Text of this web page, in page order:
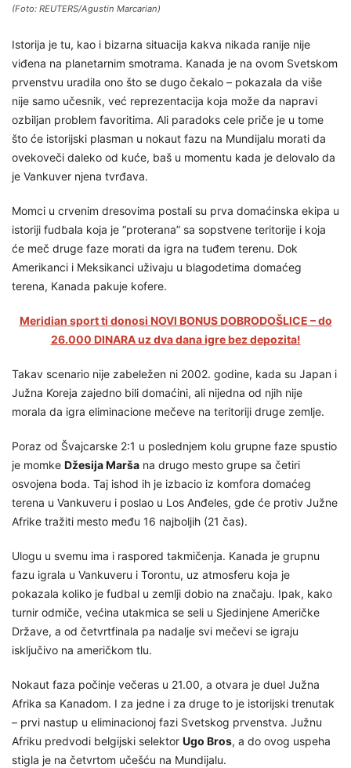
(Foto: REUTERS/Agustin Marcarian)
Istorija je tu, kao i bizarna situacija kakva nikada ranije nije
viđena na planetarnim smotrama. Kanada je na ovom Svetskom
prvenstvu uradila ono što se dugo čekalo – pokazala da više
nije samo učesnik, već reprezentacija koja može da napravi
ozbiljan problem favoritima. Ali paradoks cele priče je u tome
što će istorijski plasman u nokaut fazu na Mundijalu morati da
ovekoveči daleko od kuće, baš u momentu kada je delovalo da
je Vankuver njena tvrđava.
Momci u crvenim dresovima postali su prva domaćinska ekipa u
istoriji fudbala koja je “proterana” sa sopstvene teritorije i koja
će meč druge faze morati da igra na tuđem terenu. Dok
Amerikanci i Meksikanci uživaju u blagodetima domaćeg
terena, Kanada pakuje kofere.
Meridian sport ti donosi NOVI BONUS DOBRODOŠLICE – do
26.000 DINARA uz dva dana igre bez depozita!
Takav scenario nije zabeležen ni 2002. godine, kada su Japan i
Južna Koreja zajedno bili domaćini, ali nijedna od njih nije
morala da igra eliminacione mečeve na teritoriji druge zemlje.
Poraz od Švajcarske 2:1 u poslednjem kolu grupne faze spustio
je momke Džesija Marša na drugo mesto grupe sa četiri
osvojena boda. Taj ishod ih je izbacio iz komfora domaćeg
terena u Vankuveru i poslao u Los Anđeles, gde će protiv Južne
Afrike tražiti mesto među 16 najboljih (21 čas).
Ulogu u svemu ima i raspored takmičenja. Kanada je grupnu
fazu igrala u Vankuveru i Torontu, uz atmosferu koja je
pokazala koliko je fudbal u zemlji dobio na značaju. Ipak, kako
turnir odmiče, većina utakmica se seli u Sjedinjene Američke
Države, a od četvrtfinala pa nadalje svi mečevi se igraju
isključivo na američkom tlu.
Nokaut faza počinje večeras u 21.00, a otvara je duel Južna
Afrika sa Kanadom. I za jedne i za druge to je istorijski trenutak
– prvi nastup u eliminacionoj fazi Svetskog prvenstva. Južnu
Afriku predvodi belgijski selektor Ugo Bros, a do ovog uspeha
stigla je na četvrtom učešću na Mundijalu.